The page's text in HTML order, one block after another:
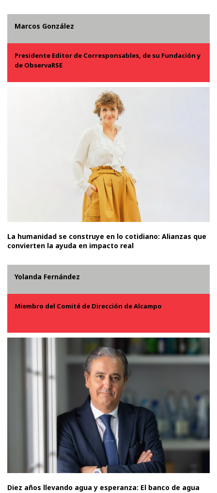
Marcos González
Presidente Editor de Corresponsables, de su Fundación y
de ObservaRSE
La humanidad se construye en lo cotidiano: Alianzas que
convierten la ayuda en impacto real
Yolanda Fernández
Miembro del Comité de Dirección de Alcampo
Diez años llevando agua y esperanza: El banco de agua